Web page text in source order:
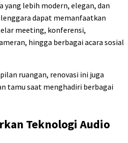
yang lebih modern, elegan, dan
dapat memanfaatkan
meeting, konferensi,
hingga berbagai acara sosial
ruangan, renovasi ini juga
tamu saat menghadiri berbagai
Teknologi Audio